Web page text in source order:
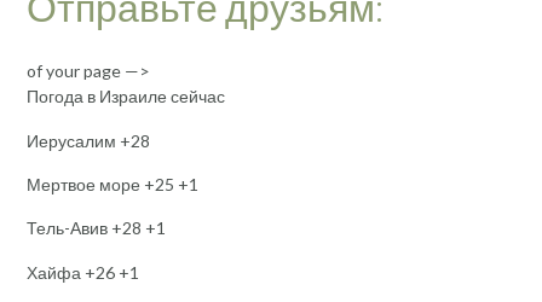
of your page —>
Погода в Израиле сейчас
Иерусалим +28
Мертвое море +25 +1
Тель-Авив +28 +1
Хайфа +26 +1